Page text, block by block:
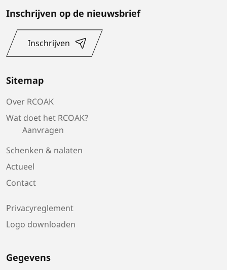
Inschrijven op de nieuwsbrief
Inschrijven
Sitemap
Over RCOAK
Wat doet het RCOAK?
Aanvragen
Schenken & nalaten
Actueel
Contact
Privacyreglement
Logo downloaden
Gegevens